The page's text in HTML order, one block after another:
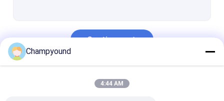
Máquina de soldadura a laser estator
Máquina de inserção de estator
Máquina de ensaio de revestimento de estator
Continue
Champyound
4:44 AM